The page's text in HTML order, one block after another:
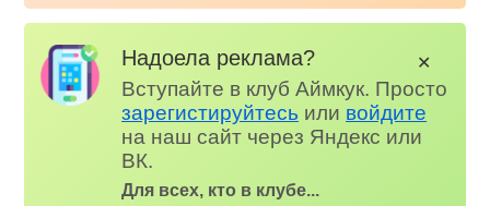
Надоела реклама?
Вступайте в клуб Аймкук. Просто
зарегистируйтесь или войдите
на наш сайт через Яндекс или
ВК.
Для всех, кто в клубе...
✕